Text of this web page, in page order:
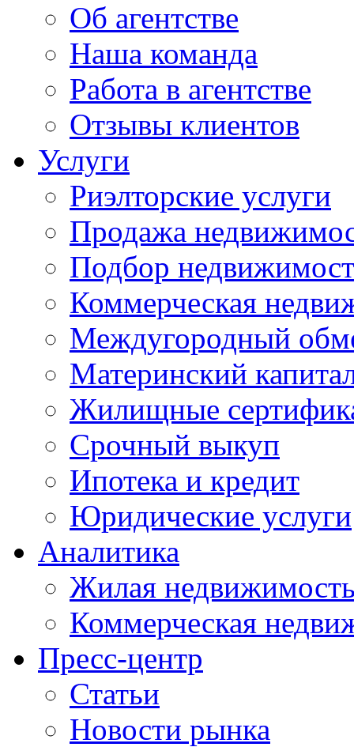
Об агентстве
Наша команда
Работа в агентстве
Отзывы клиентов
Услуги
Риэлторские услуги
Продажа
Подбор
Коммерческая
Междугородный
Материнский
Жилищные
Срочный выкуп
Ипотека и кредит
Юридические услуги
Аналитика
Жилая
Коммерческая
Пресс-центр
Статьи
Новости рынка